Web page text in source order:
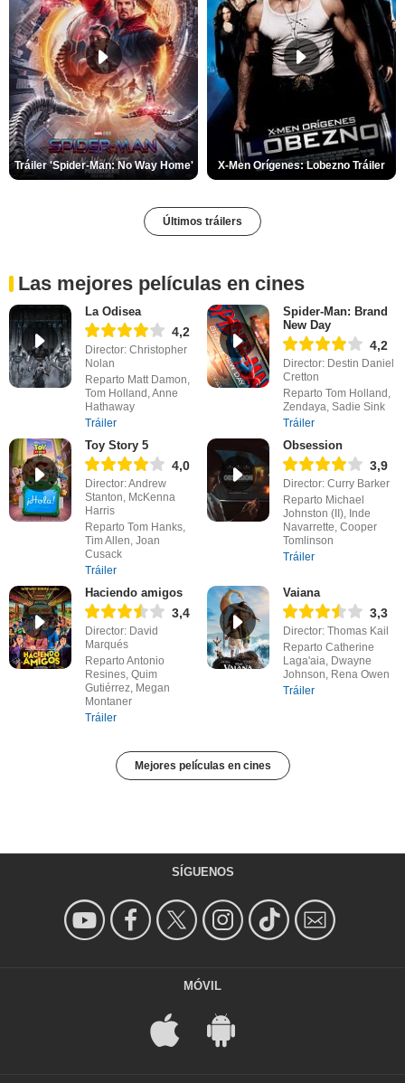
Tráiler 'Spider-Man: No Way Home' X-Men Orígenes: Lobezno Tráiler
Últimos tráilers
Las mejores películas en cines
La Odisea
4,2
Director: Christopher
Nolan
Reparto Matt Damon,
Tom Holland, Anne
Hathaway
Tráiler
Spider-Man: Brand
New Day
4,2
Director: Destin Daniel
Cretton
Reparto Tom Holland,
Zendaya, Sadie Sink
Tráiler
Toy Story 5
4,0
Director: Andrew
Stanton, McKenna
Harris
Reparto Tom Hanks,
Tim Allen, Joan
Cusack
Tráiler
Obsession
3,9
Director: Curry Barker
Reparto Michael
Johnston (II), Inde
Navarrette, Cooper
Tomlinson
Tráiler
Haciendo amigos
3,4
Director: David
Marqués
Reparto Antonio
Resines, Quim
Gutiérrez, Megan
Montaner
Tráiler
Vaiana
3,3
Director: Thomas Kail
Reparto Catherine
Laga'aia, Dwayne
Johnson, Rena Owen
Tráiler
Mejores películas en cines
SÍGUENOS
MÓVIL